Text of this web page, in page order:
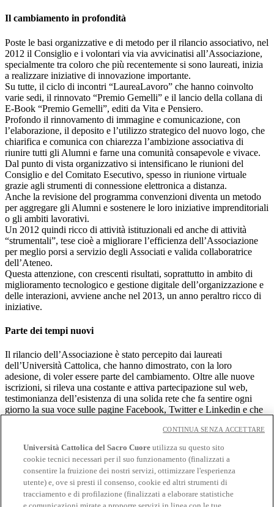
Il cambiamento in profondità
Poste le basi organizzative e di metodo per il rilancio associativo, nel
2012 il Consiglio e i volontari via via avvicinatisi all’Associazione,
specialmente tra coloro che più recentemente si sono laureati, inizia
a realizzare iniziative di innovazione importante.
Su tutte, il ciclo di incontri “LaureaLavoro” che hanno coinvolto
varie sedi, il rinnovato “Premio Gemelli” e il lancio della collana di
E-Book “Premio Gemelli”, editi da Vita e Pensiero.
Profondo il rinnovamento di immagine e comunicazione, con
l’elaborazione, il deposito e l’utilizzo strategico del nuovo logo, che
chiarifica e comunica con chiarezza l’ambizione associativa di
riunire tutti gli Alumni e farne una comunità consapevole e vivace.
Dal punto di vista organizzativo si intensificano le riunioni del
Consiglio e del Comitato Esecutivo, spesso in riunione virtuale
grazie agli strumenti di connessione elettronica a distanza.
Anche la revisione del programma convenzioni diventa un metodo
per aggregare gli Alumni e sostenere le loro iniziative imprenditoriali
o gli ambiti lavorativi.
Un 2012 quindi ricco di attività istituzionali ed anche di attività
“strumentali”, tese cioè a migliorare l’efficienza dell’Associazione
per meglio porsi a servizio degli Associati e valida collaboratrice
dell’Ateneo.
Questa attenzione, con crescenti risultati, soprattutto in ambito di
miglioramento tecnologico e gestione digitale dell’organizzazione e
delle interazioni, avviene anche nel 2013, un anno peraltro ricco di
iniziative.
Parte dei tempi nuovi
Il rilancio dell’Associazione è stato percepito dai laureati
dell’Università Cattolica, che hanno dimostrato, con la loro
adesione, di voler essere parte del cambiamento. Oltre alle nuove
iscrizioni, si rileva una costante e attiva partecipazione sul web,
testimonianza dell’esistenza di una solida rete che fa sentire ogni
giorno la sua voce sulle pagine Facebook, Twitter e Linkedin e che
Associazione
Organizzazione
Eventi e iniziative
Premio Agostino Gemelli
Università Cattolica del Sacro Cuore utilizza su questo sito
cookie tecnici necessari per il suo funzionamento (finalizzati a
consentire la fruizione dei nostri servizi, ottimizzare l'esperienza
utente) e, ove si presti il consenso, cookie ed altri strumenti di
tracciamento e di profilazione (finalizzati a elaborare statistiche
CONTINUA SENZA ACCETTARE